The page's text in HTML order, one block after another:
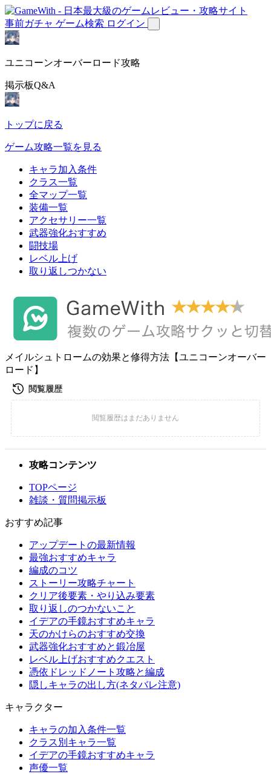
事前ガチャ ゲーム検索 ログイン
ユニコーンオーバーロード攻略
掲示板Q&A
トップに戻る
ゲーム攻略一覧を見る
キャラ加入条件
クラス一覧
全マップ一覧
装備一覧
アクセサリー一覧
武器強化おすすめ
闘技場
レベル上げ
取り返しつかない
メイルシュトロームの効果と修得方法【ユニコーンオーバー
ロード】
攻略コンテンツ
TOPページ
雑談・質問掲示板
おすすめ記事
アップデートの最新情報
最強おすすめキャラ
編成のコツ
ストーリー攻略チャート
クリア後要素・やり込み要素
取り返しのつかないこと
イデアの手鏡おすすめキャラ
天のかけらのおすすめ交換
武器強化おすすめと鍛冶屋
レベル上げおすすめクエスト
憑依ドレッドノート攻略と編成
隠しキャラの出し方(ネタバレ注意)
キャラクター
キャラの加入条件一覧
クラス別キャラ一覧
イデアの手鏡おすすめキャラ
声優一覧